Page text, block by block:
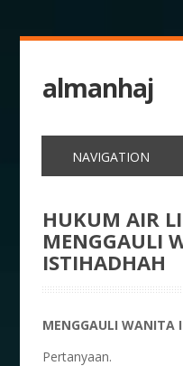
almanhaj
HUKUM AIR
MENGGAULI
ISTIHADHAH
MENGGAULI WANITA
Pertanyaan.